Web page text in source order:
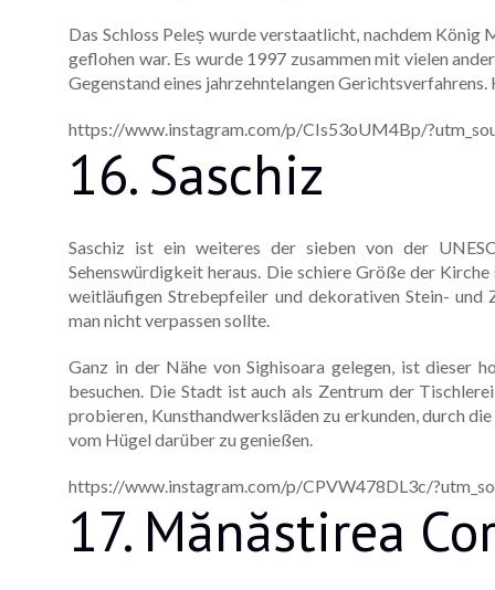
Das Schloss Peleș wurde verstaatlicht, nachdem
geflohen war. Es wurde 1997 zusammen mit vielen
Gegenstand eines jahrzehntelangen
https://www.instagram.com/p/CIs53oUM4Bp/
16. Saschiz
Saschiz ist ein weiteres der sieben von der
Sehenswürdigkeit heraus. Die schiere Größe der
weitläufigen Strebepfeiler und dekorativen Stein- und
man nicht verpassen sollte.
Ganz in der Nähe von Sighisoara gelegen, ist dieser
besuchen. Die Stadt ist auch als Zentrum der
probieren, Kunsthandwerksläden zu erkunden, durch
vom Hügel darüber zu genießen.
https://www.instagram.com/p/CPVW478DL3c/
17. Mănăstirea